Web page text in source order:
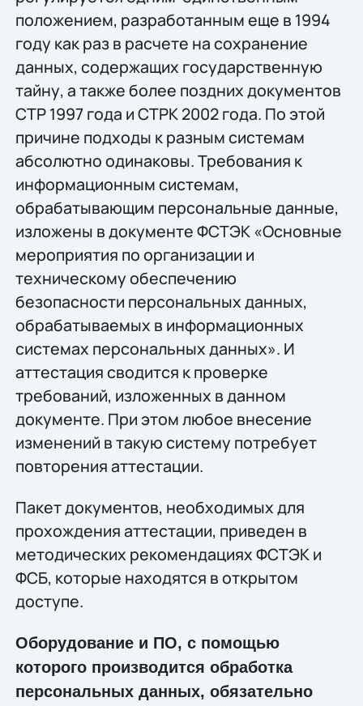
положением, разработанным еще в 1994
году как раз в расчете на сохранение
данных, содержащих государственную
тайну, а также более поздних документов
СТР 1997 года и СТРК 2002 года. По этой
причине подходы к разным системам
абсолютно одинаковы. Требования к
информационным системам,
обрабатывающим персональные данные,
изложены в документе ФСТЭК «Основные
мероприятия по организации и
техническому обеспечению
безопасности персональных данных,
обрабатываемых в информационных
системах персональных данных». И
аттестация сводится к проверке
требований, изложенных в данном
документе. При этом любое внесение
изменений в такую систему потребует
повторения аттестации.
Пакет документов, необходимых для
прохождения аттестации, приведен в
методических рекомендациях ФСТЭК и
ФСБ, которые находятся в открытом
доступе.
Оборудование и ПО, с помощью
которого производится обработка
персональных данных, обязательно